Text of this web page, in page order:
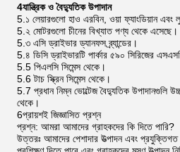
4যান্ত্রিক ও বৈদ্যুতিক উপাদান
5.১ লেয়ারগুলো হাও এরবিন, ওয়া ফ্যাংডিয়ান এবং
5.২ মোটরগুলো চীনের বিখ্যাত পণ্য থেকে এসেছে।
5.৩ এসি ড্রাইভার ড্যানফস ব্র্যান্ডের।
5.৪ ডিসি ড্রাইভারটি পার্কার ৫৯০ সিরিজের
5.5 পিএলসি সিমেন্স থেকে।
5.6 টাচ স্ক্রিন সিমেন্স থেকে।
5.7 প্রধান নিম্ন ভোল্টেজ বৈদ্যুতিক উপাদানগুলি
থেকে।
6প্রায়শই জিজ্ঞাসিত প্রশ্ন
প্রশ্ন: আমরা আমাদের গ্রাহকদের কি দিতে পারি?
উত্তরঃ আমাদের পেশাদার উত্পাদন এবং প্রযুক্তিগত